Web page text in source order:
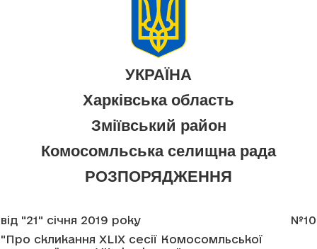
УКРАЇНА
Харківська область
Зміївський район
Комосомльська селищна рада
РОЗПОРЯДЖЕННЯ
від "21" січня 2019 року
"Про скликання XLIX сесії Комосомльської
№10